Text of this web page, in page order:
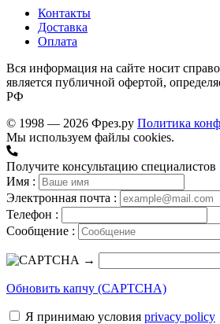
Контакты
Доставка
Оплата
Вся информация на сайте носит
является публичной офертой,
РФ
© 1998 — 2026 Фрез.ру Политика
Мы используем файлы cookies.
Получите консультацию специалистов
Имя :
Электронная почта :
Телефон :
Сообщение :
→
Обновить капчу (CAPTCHA)
Я принимаю условия privacy policy